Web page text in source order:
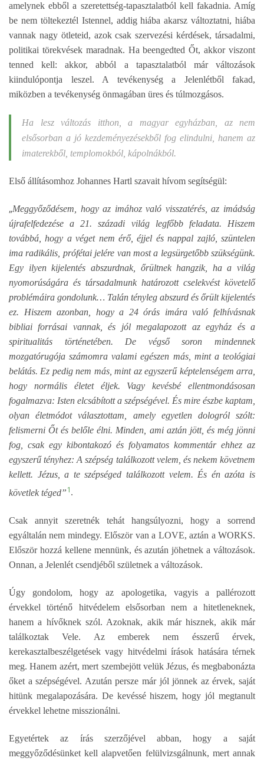
amelynek ebből a szeretettség-tapasztalatból kell fakadnia. Amíg
be nem töltekeztél Istennel, addig hiába akarsz változtatni, hiába
vannak nagy ötleteid, azok csak szervezési kérdések, társadalmi,
politikai törekvések maradnak. Ha beengedted Őt, akkor viszont
tenned kell: akkor, abból a tapasztalatból már változások
kiindulópontja leszel. A tevékenység a Jelenlétből fakad,
miközben a tevékenység önmagában üres és túlmozgásos.
Ha lesz változás itthon, a magyar egyházban, az nem
elsősorban a jó kezdeményezésekből fog elindulni, hanem az
imaterekből, templomokból, kápolnákból.
Első állításomhoz Johannes Hartl szavait hívom segítségül:
„Meggyőződésem, hogy az imához való visszatérés, az imádság
újrafelfedezése a 21. századi világ legfőbb feladata. Hiszem
továbbá, hogy a véget nem érő, éjjel és nappal zajló, szüntelen
ima radikális, prófétai jelére van most a legsürgetőbb szükségünk.
Egy ilyen kijelentés abszurdnak, őrültnek hangzik, ha a világ
nyomorúságára és társadalmunk határozott cselekvést követelő
problémáira gondolunk… Talán tényleg abszurd és őrült kijelentés
ez. Hiszem azonban, hogy a 24 órás imára való felhívásnak
bibliai forrásai vannak, és jól megalapozott az egyház és a
spiritualitás történetében. De végső soron mindennek
mozgatórugója számomra valami egészen más, mint a teológiai
belátás. Ez pedig nem más, mint az egyszerű képtelenségem arra,
hogy normális életet éljek. Vagy kevésbé ellentmondásosan
fogalmazva: Isten elcsábított a szépségével. És mire észbe kaptam,
olyan életmódot választottam, amely egyetlen dologról szólt:
felismerni Őt és belőle élni. Minden, ami aztán jött, és még jönni
fog, csak egy kibontakozó és folyamatos kommentár ehhez az
egyszerű tényhez: A szépség találkozott velem, és nekem követnem
kellett. Jézus, a te szépséged találkozott velem. És én azóta is
követlek téged”1.
Csak annyit szeretnék tehát hangsúlyozni, hogy a sorrend
egyáltalán nem mindegy. Először van a LOVE, aztán a WORKS.
Először hozzá kellene mennünk, és azután jöhetnek a változások.
Onnan, a Jelenlét csendjéből születnek a változások.
Úgy gondolom, hogy az apologetika, vagyis a pallérozott
érvekkel történő hitvédelem elsősorban nem a hitetleneknek,
hanem a hívőknek szól. Azoknak, akik már hisznek, akik már
találkoztak Vele. Az emberek nem ésszerű érvek,
kerekasztalbeszélgetések vagy hitvédelmi írások hatására térnek
meg. Hanem azért, mert szembejött velük Jézus, és megbabonázta
őket a szépségével. Azután persze már jól jönnek az érvek, saját
hitünk megalapozására. De kevéssé hiszem, hogy jól megtanult
érvekkel lehetne misszionálni.
Egyetértek az írás szerzőjével abban, hogy a saját
meggyőződésünket kell alapvetően felülvizsgálnunk, mert annak